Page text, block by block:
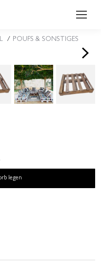
POUFS & SONSTIGES >
legen